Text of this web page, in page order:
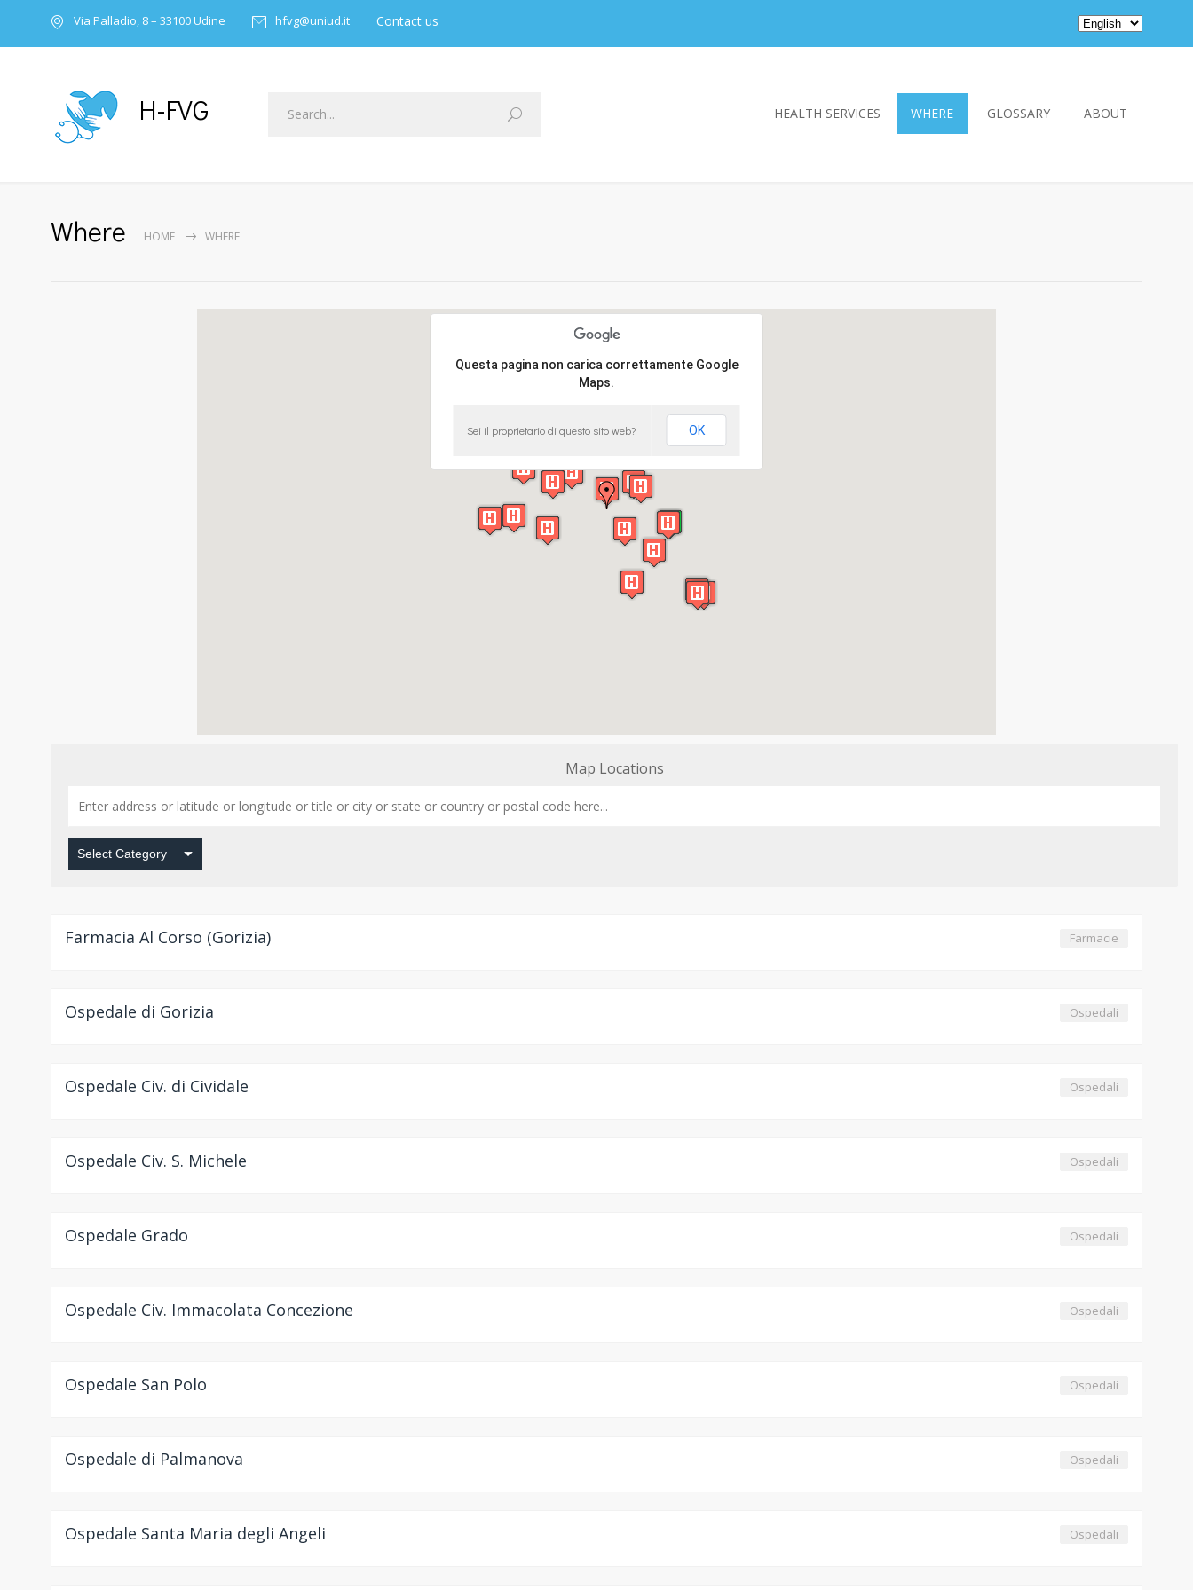
Via Palladio, 8 – 33100 Udine hfvg@uniud.it Contact us
H-FVG HEALTH SERVICES WHERE GLOSSARY ABOUT
Where HOME WHERE
Questa pagina non carica correttamente Google
Maps.
Sei il proprietario di questo sito web? OK
Map Locations
Farmacia Al Corso (Gorizia) Farmacie
Ospedale di Gorizia Ospedali
Ospedale Civ. di Cividale Ospedali
Ospedale Civ. S. Michele Ospedali
Ospedale Grado Ospedali
Ospedale Civ. Immacolata Concezione Ospedali
Ospedale San Polo Ospedali
Ospedale di Palmanova Ospedali
Ospedale Santa Maria degli Angeli Ospedali